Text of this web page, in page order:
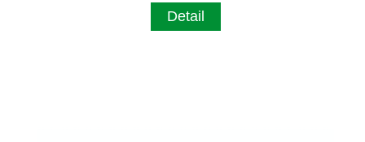
Detail